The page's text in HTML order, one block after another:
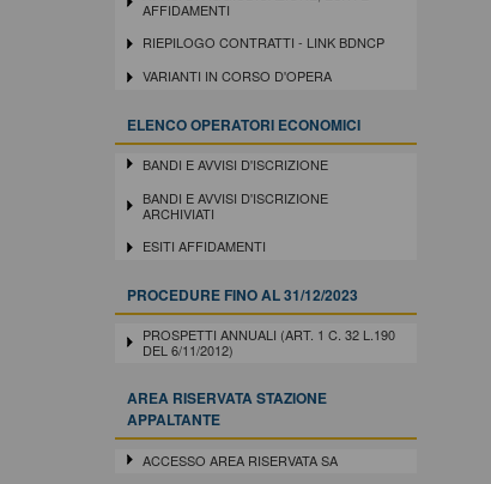
AFFIDAMENTI
RIEPILOGO CONTRATTI - LINK BDNCP
VARIANTI IN CORSO D'OPERA
ELENCO OPERATORI ECONOMICI
BANDI E AVVISI D'ISCRIZIONE
BANDI E AVVISI D'ISCRIZIONE
ARCHIVIATI
ESITI AFFIDAMENTI
PROCEDURE FINO AL 31/12/2023
PROSPETTI ANNUALI (ART. 1 C. 32 L.190
DEL 6/11/2012)
AREA RISERVATA STAZIONE
APPALTANTE
ACCESSO AREA RISERVATA SA